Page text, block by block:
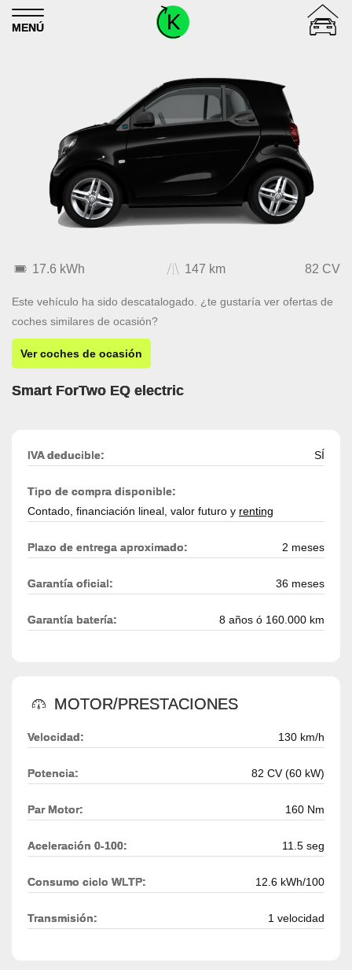
Skip to content
MENÚ
17.6 kWh 147 km 82 CV
Este vehículo ha sido descatalogado. ¿te gustaría ver ofertas de
coches similares de ocasión?
Ver coches de ocasión
Smart ForTwo EQ electric
IVA deducible: SÍ
Tipo de compra disponible:
Contado, financiación lineal, valor futuro y renting
Plazo de entrega aproximado: 2 meses
Garantía oficial: 36 meses
Garantía batería: 8 años ó 160.000 km
MOTOR/PRESTACIONES
Velocidad: 130 km/h
Potencia: 82 CV (60 kW)
Par Motor: 160 Nm
Aceleración 0-100: 11.5 seg
Consumo ciclo WLTP: 12.6 kWh/100
Transmisión: 1 velocidad